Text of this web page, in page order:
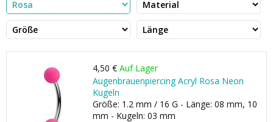
4,50 € Auf Lager
Augenbrauenpiercing Acryl Rosa Neon
Kugeln
Größe: 1.2 mm / 16 G - Länge: 08 mm, 10
mm - Kugeln: 03 mm